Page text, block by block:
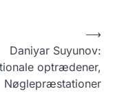
Daniyar Suyunov:
optrædener,
Nøglepræstationer
⟶